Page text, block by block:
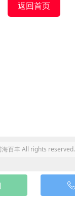
返回首页
百丰 All rights reserved.